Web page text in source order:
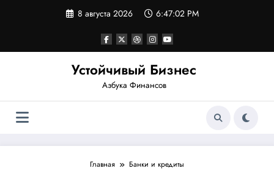
8 августа 2026 6:47:03 PM
Устойчивый Бизнес
Азбука Финансов
Главная Банки и кредиты